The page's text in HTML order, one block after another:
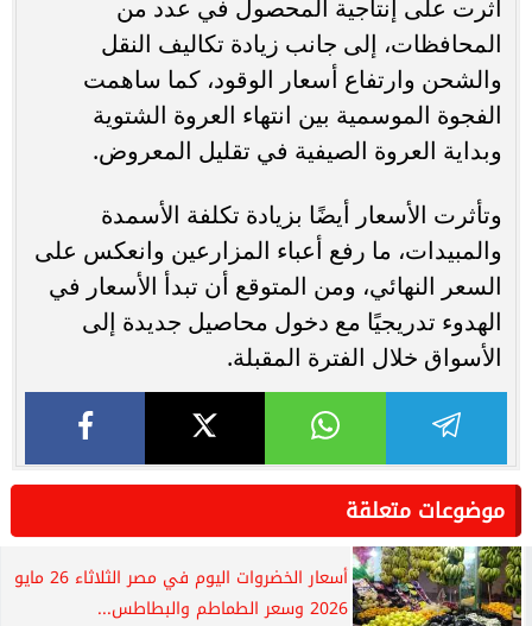
أثرت على إنتاجية المحصول في عدد من
المحافظات، إلى جانب زيادة تكاليف النقل
والشحن وارتفاع أسعار الوقود، كما ساهمت
الفجوة الموسمية بين انتهاء العروة الشتوية
وبداية العروة الصيفية في تقليل المعروض.
وتأثرت الأسعار أيضًا بزيادة تكلفة الأسمدة
والمبيدات، ما رفع أعباء المزارعين وانعكس على
السعر النهائي، ومن المتوقع أن تبدأ الأسعار في
الهدوء تدريجيًا مع دخول محاصيل جديدة إلى
الأسواق خلال الفترة المقبلة.
موضوعات متعلقة
أسعار الخضروات اليوم في مصر الثلاثاء 26 مايو
2026 وسعر الطماطم والبطاطس...